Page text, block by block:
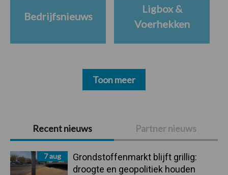
Primaire
Sidebar
Recent nieuws Partner nieuws
7 aug
Grondstoffenmarkt blijft grillig:
droogte en geopolitiek houden
Bedrijfsnieuws
Ligbox &
Voerhekken
Toon meer